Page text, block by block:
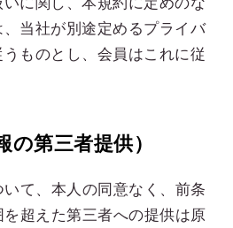
当社が別途定めるプライバ
ものとし、会員はこれに従
第三者提供）
て、本人の同意なく、前条
超えた第三者への提供は原